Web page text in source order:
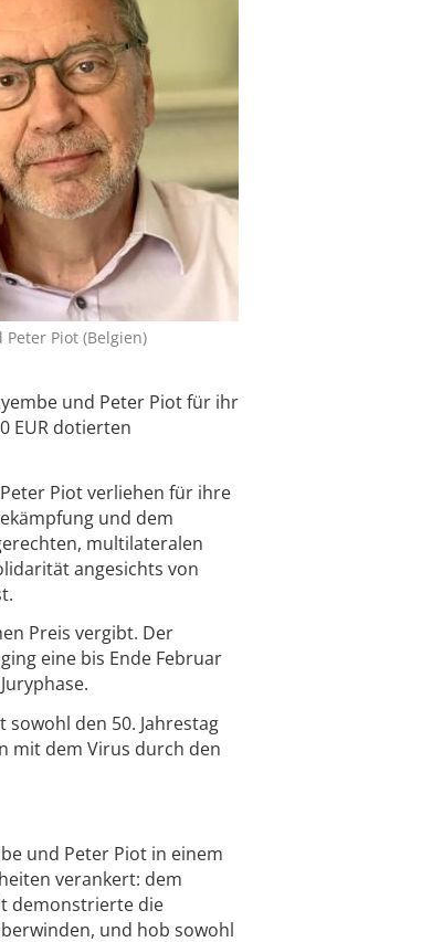
Peter Piot (Belgien)
und Peter Piot für ihr
EUR dotierten
Piot verliehen für ihre
und dem
multilateralen
angesichts von
Preis vergibt. Der
eine bis Ende Februar
den 50. Jahrestag
mit dem Virus durch den
und Peter Piot in einem
verankert: dem
demonstrierte die
und hob sowohl